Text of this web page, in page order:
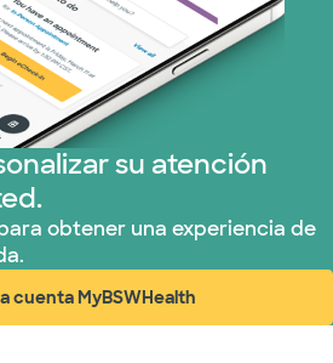
(19 planes)
(1 planes)
(33 planes)
su atención
obtener una experiencia de
cuenta MyBSWHealth
(abre en ventana nueva)